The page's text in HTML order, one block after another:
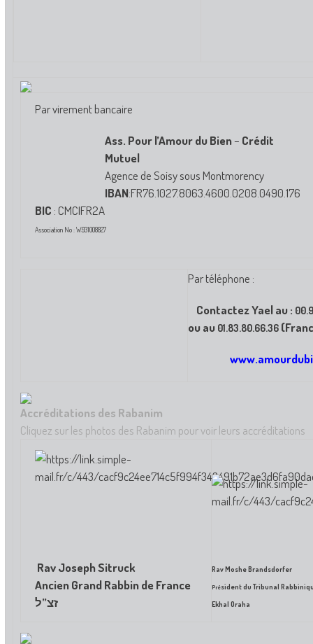
Par virement bancaire
Ass. Pour l’Amour du Bien– Crédit
Mutuel
Agence de Soisy sous Montmorency
IBAN:FR76.1027.8063.4600.0208.0490.176
BIC : CMCIFR2A
Association No : W931008827
Par téléphone :
Contactez Yael au :
ou au 01.83.80.66.36
Accréditations des Rabanim
Cliquez sur les photos des Rabanim pour voir leurs accréditations
Rav Joseph Sitruck
Ancien Grand Rabbin de France
זצ”ל
Rav Moshe Brandsdorfer
Président du Tribunal
Ekhal Oraha